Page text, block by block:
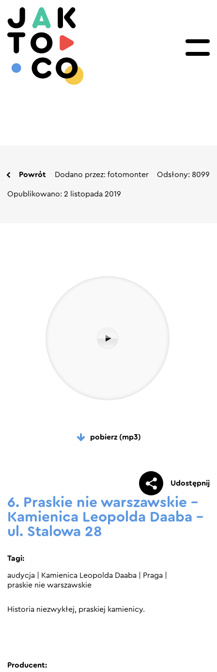
Powrót Dodano przez: fotomonter Odsłony: 8099
Opublikowano: 2 listopada 2019
pobierz (mp3)
Udostępnij
6. Praskie nie warszawskie –
Kamienica Leopolda Daaba –
ul. Stalowa 28
Tagi:
audycja Kamienica Leopolda Daaba Praga
praskie nie warszawskie
Historia niezwykłej, praskiej kamienicy.
Producent: